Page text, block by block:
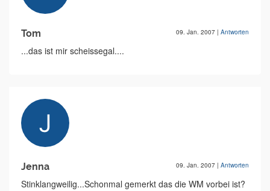
Tom 09. Jan. 2007 | Antworten
...das ist mir scheissegal....
Jenna 09. Jan. 2007 | Antworten
Stinklangweilig...Schonmal gemerkt das die WM vorbei ist?